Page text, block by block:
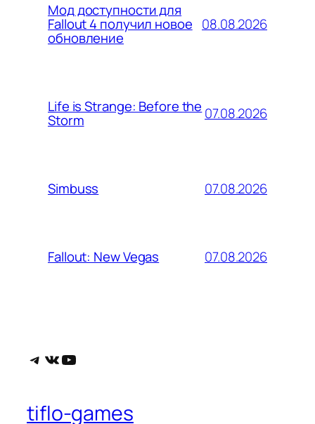
Мод доступности для
Fallout 4 получил новое
обновление
08.08.2026
Life is Strange: Before the
Storm 07.08.2026
Simbuss 07.08.2026
Fallout: New Vegas 07.08.2026
Telegram
ВКонтакте
YouTube
tiflo-games